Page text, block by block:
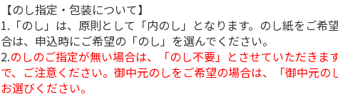
【のし指定・包装について】
1.「のし」は、原則として「内のし」となります。のし紙をご希
合は、申込時にご希望の「のし」を選んでください。
2.のしのご指定が無い場合は、「のし不要」とさせていただきま
で、ご注意ください。御中元のしをご希望の場合は、「御中元の
お選びください。